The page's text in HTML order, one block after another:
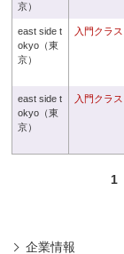
京）
east side t
okyo（東
京）
入門クラス
east side t
okyo（東
京）
入門クラス
1
企業情報